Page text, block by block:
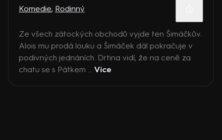
Komedie, Rodinný
Ze všech zátockých obchodů vyjde ten Šimáčkův.
Alois mu prodá louku a Šimáček dál pokračuje v
podivných jednáních. Drtina vidí, že na ceně za
chatu se s Pátkem ... Více